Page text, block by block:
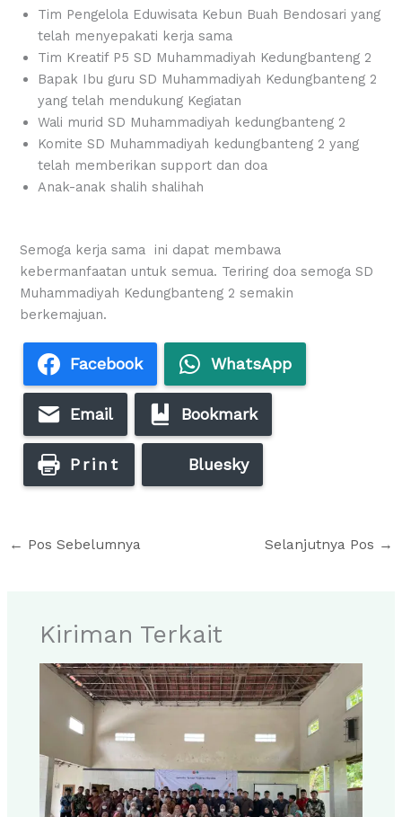
Tim Pengelola Eduwisata Kebun Buah Bendosari yang
telah menyepakati kerja sama
Tim Kreatif P5 SD Muhammadiyah Kedungbanteng 2
Bapak Ibu guru SD Muhammadiyah Kedungbanteng 2
yang telah mendukung Kegiatan
Wali murid SD Muhammadiyah kedungbanteng 2
Komite SD Muhammadiyah kedungbanteng 2 yang
telah memberikan support dan doa
Anak-anak shalih shalihah
Semoga kerja sama ini dapat membawa
kebermanfaatan untuk semua. Teriring doa semoga SD
Muhammadiyah Kedungbanteng 2 semakin
berkemajuan.
Facebook WhatsApp
Email Bookmark
Print Bluesky
← Pos Sebelumnya Selanjutnya Pos →
Kiriman Terkait